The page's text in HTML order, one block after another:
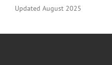
Updated August 2025